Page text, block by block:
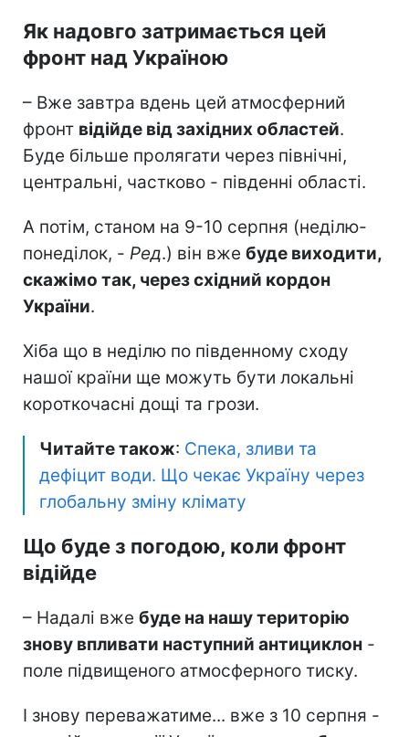
Як надовго затримається цей
фронт над Україною
– Вже завтра вдень цей атмосферний
фронт відійде від західних областей.
Буде більше пролягати через північні,
центральні, частково - південні області.
А потім, станом на 9-10 серпня (неділю-
понеділок, - Ред.) він вже буде виходити,
скажімо так, через східний кордон
України.
Хіба що в неділю по південному сходу
нашої країни ще можуть бути локальні
короткочасні дощі та грози.
Читайте також: Спека, зливи та
дефіцит води. Що чекає Україну через
глобальну зміну клімату
Що буде з погодою, коли фронт
відійде
– Надалі вже буде на нашу територію
знову впливати наступний антициклон -
поле підвищеного атмосферного тиску.
І знову переважатиме... вже з 10 серпня -